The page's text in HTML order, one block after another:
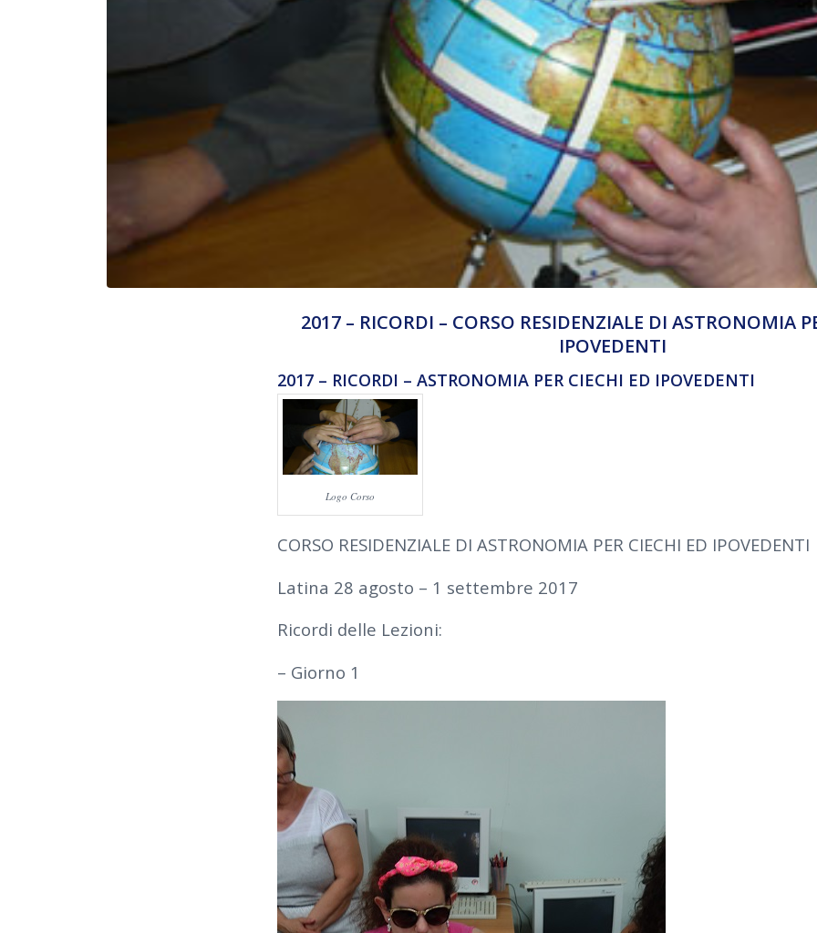
2017 – RICORDI – CORSO RESIDENZIALE DI ASTRONOMIA
IPOVEDENTI
2017 – RICORDI – ASTRONOMIA PER CIECHI ED IPOVEDENTI
Logo Corso
CORSO RESIDENZIALE DI ASTRONOMIA PER CIECHI ED IPOVEDENTI
Latina 28 agosto – 1 settembre 2017
Ricordi delle Lezioni:
– Giorno 1